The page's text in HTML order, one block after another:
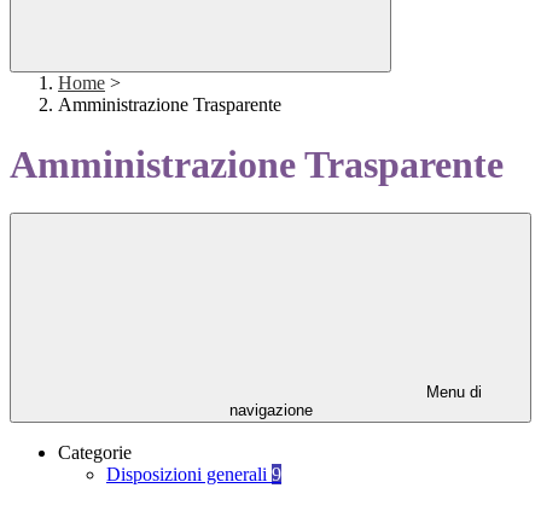
Home >
Amministrazione Trasparente
Amministrazione Trasparente
Menu di
navigazione
Categorie
Disposizioni generali 9